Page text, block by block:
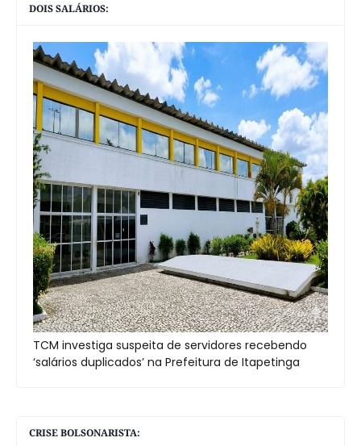
DOIS SALÁRIOS:
TCM investiga suspeita de servidores recebendo
‘salários duplicados’ na Prefeitura de Itapetinga
CRISE BOLSONARISTA: